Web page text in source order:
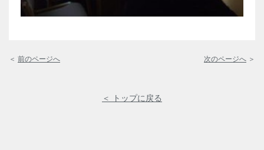
＜ 前のページへ 次のページへ ＞
＜ トップに戻る